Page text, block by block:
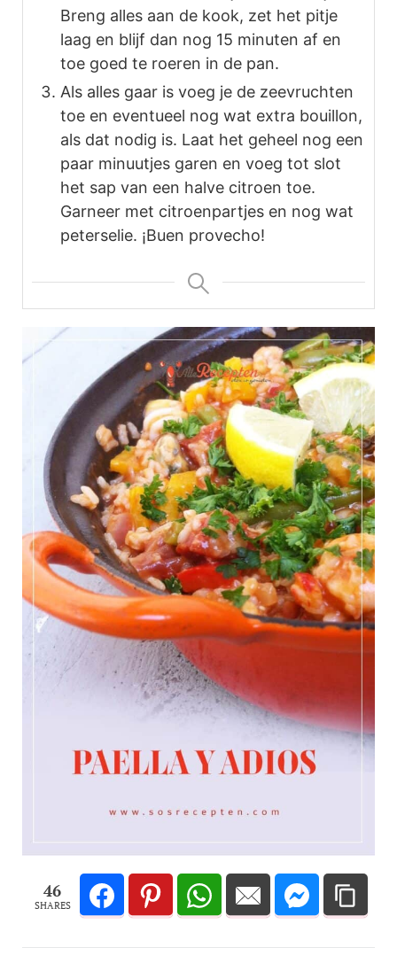
Breng alles aan de kook, zet het pitje
laag en blijf dan nog 15 minuten af en
toe goed te roeren in de pan.
Als alles gaar is voeg je de zeevruchten
toe en eventueel nog wat extra bouillon,
als dat nodig is. Laat het geheel nog een
paar minuutjes garen en voeg tot slot
het sap van een halve citroen toe.
Garneer met citroenpartjes en nog wat
peterselie. ¡Buen provecho!
46
SHARES